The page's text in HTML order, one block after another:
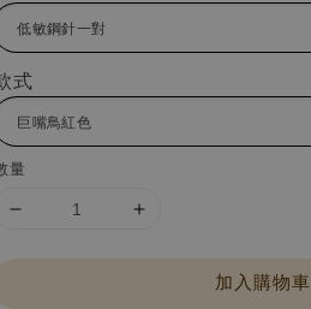
式
量
加入購物車